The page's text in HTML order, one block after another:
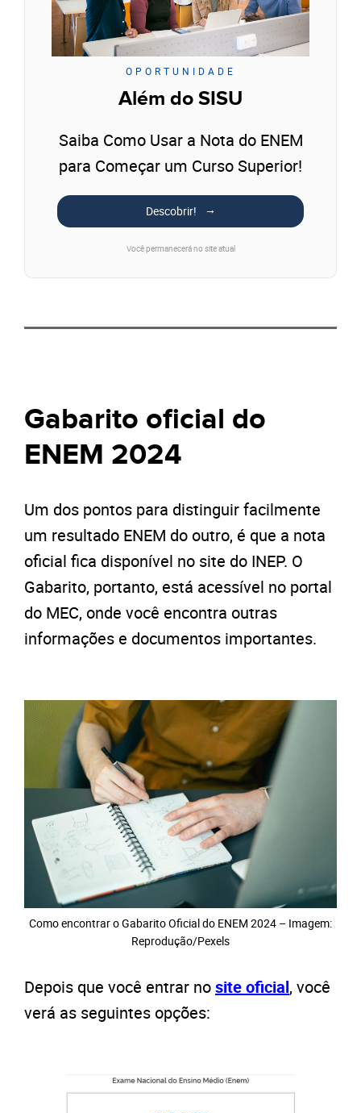
OPORTUNIDADE
Além do SISU
Saiba Como Usar a Nota do ENEM
para Começar um Curso Superior!
Descobrir!
Você permanecerá no site atual
Gabarito oficial do
ENEM 2024
Um dos pontos para distinguir facilmente
um resultado ENEM do outro, é que a nota
oficial fica disponível no site do INEP. O
Gabarito, portanto, está acessível no portal
do MEC, onde você encontra outras
informações e documentos importantes.
Como encontrar o Gabarito Oficial do ENEM 2024 – Imagem:
Reprodução/Pexels
Depois que você entrar nosite oficial, você
verá as seguintes opções: